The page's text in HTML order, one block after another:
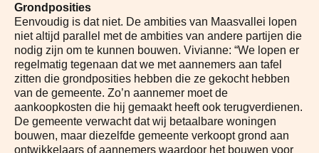
Grondposities
Eenvoudig is dat niet. De ambities van Maasvallei lopen
niet altijd parallel met de ambities van andere partijen die
nodig zijn om te kunnen bouwen. Vivianne: “We lopen er
regelmatig tegenaan dat we met aannemers aan tafel
zitten die grondposities hebben die ze gekocht hebben
van de gemeente. Zo’n aannemer moet de
aankoopkosten die hij gemaakt heeft ook terugverdienen.
De gemeente verwacht dat wij betaalbare woningen
bouwen, maar diezelfde gemeente verkoopt grond aan
ontwikkelaars of aannemers waardoor het bouwen voor